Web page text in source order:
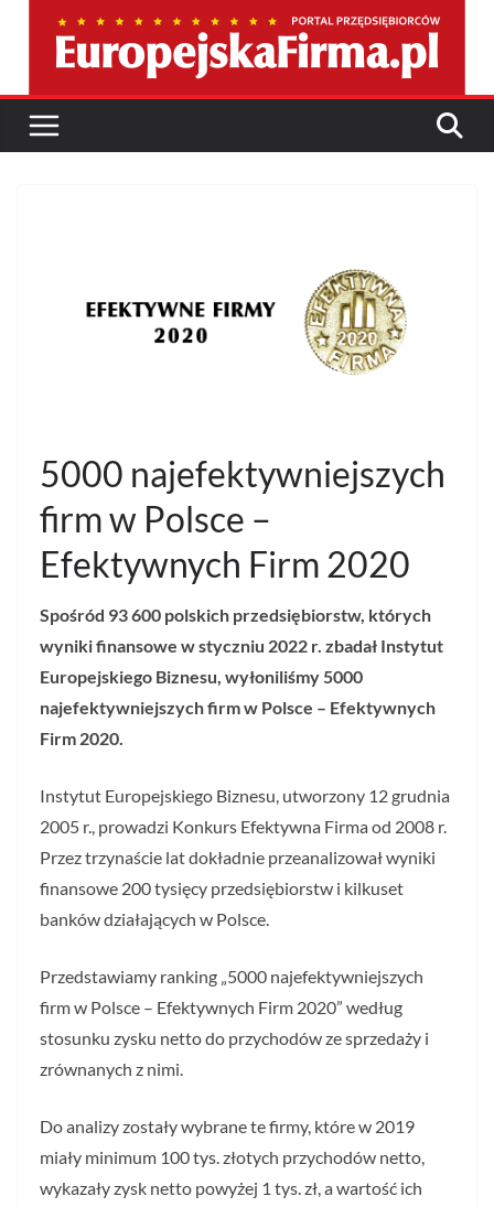
5000 najefektywniejszych
firm w Polsce –
Efektywnych Firm 2020
Spośród 93 600 polskich przedsiębiorstw, których
wyniki finansowe w styczniu 2022 r. zbadał Instytut
Europejskiego Biznesu, wyłoniliśmy 5000
najefektywniejszych firm w Polsce – Efektywnych
Firm 2020.
Instytut Europejskiego Biznesu, utworzony 12 grudnia
2005 r., prowadzi Konkurs Efektywna Firma od 2008 r.
Przez trzynaście lat dokładnie przeanalizował wyniki
finansowe 200 tysięcy przedsiębiorstw i kilkuset
banków działających w Polsce.
Przedstawiamy ranking „5000 najefektywniejszych
firm w Polsce – Efektywnych Firm 2020” według
stosunku zysku netto do przychodów ze sprzedaży i
zrównanych z nimi.
Do analizy zostały wybrane te firmy, które w 2019
miały minimum 100 tys. złotych przychodów netto,
wykazały zysk netto powyżej 1 tys. zł, a wartość ich